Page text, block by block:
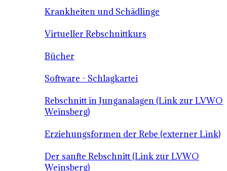
Krankheiten und Schädlinge
Virtueller Rebschnittkurs
Bücher
Software - Schlagkartei
Rebschnitt in Junganalagen (Link zur LVWO
Weinsberg)
Erziehungsformen der Rebe (externer Link)
Der sanfte Rebschnitt (Link zur LVWO
Weinsberg)